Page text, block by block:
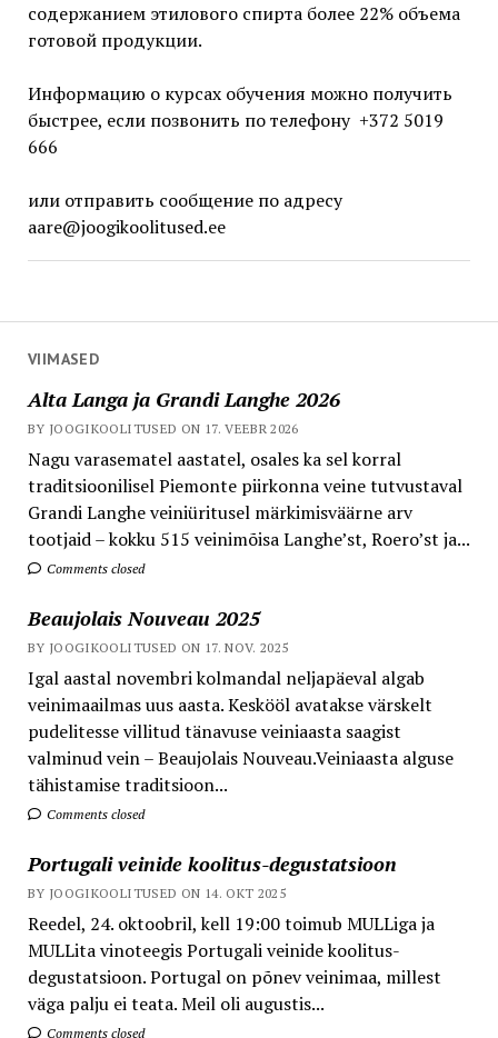
VIIMASED
Alta Langa ja Grandi Langhe 2026
BY JOOGIKOOLITUSED ON 17. VEEBR 2026
Nagu varasematel aastatel, osales ka sel korral
traditsioonilisel Piemonte piirkonna veine tutvustaval
Grandi Langhe veiniüritusel märkimisväärne arv
tootjaid – kokku 515 veinimõisa Langhe’st, Roero’st ja...
Comments closed
Beaujolais Nouveau 2025
BY JOOGIKOOLITUSED ON 17. NOV. 2025
Igal aastal novembri kolmandal neljapäeval algab
veinimaailmas uus aasta. Keskööl avatakse värskelt
pudelitesse villitud tänavuse veiniaasta saagist
valminud vein – Beaujolais Nouveau.Veiniaasta alguse
tähistamise traditsioon...
Comments closed
Portugali veinide koolitus-degustatsioon
BY JOOGIKOOLITUSED ON 14. OKT 2025
Reedel, 24. oktoobril, kell 19:00 toimub MULLiga ja
MULLita vinoteegis Portugali veinide koolitus-
degustatsioon. Portugal on põnev veinimaa, millest
väga palju ei teata. Meil oli augustis...
Comments closed
содержанием этилового спирта более 22% объема
готовой продукции.
Информацию о курсах обучения можно получить
быстрее, если позвонить по телефону +372 5019
666
или отправить сообщение по адресу
aare@joogikoolitused.ee